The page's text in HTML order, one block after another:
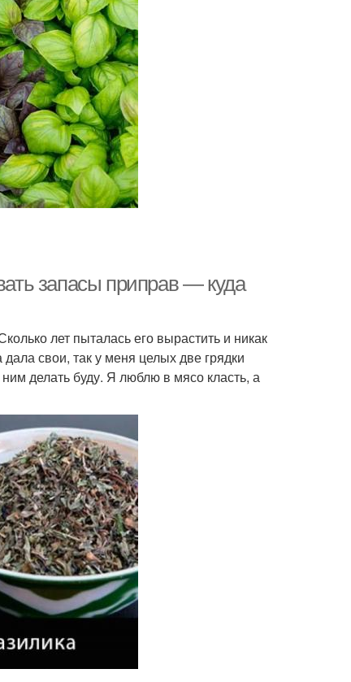
запасы приправ — куда
лет пыталась его вырастить и никак
свои, так у меня целых две грядки
делать буду. Я люблю в мясо класть, а